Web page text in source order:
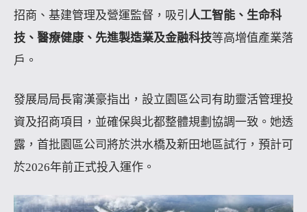
招商、基建管理及營運監督，吸引 人工智能、生命科
技、醫療健康、先進製造業及金融科技等高增值產業落
戶。
發展局局長甯漢豪指出，設立園區公司有助靈活管理投
資及招商項目，並確保與北都整體規劃協調一致。她透
露，首批園區公司將於洪水橋及新田地區試行，預計可
於2026年前正式投入運作。